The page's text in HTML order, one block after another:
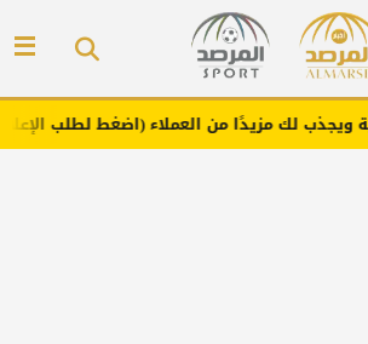
العملاء (اضغط لطلب الإعلان)